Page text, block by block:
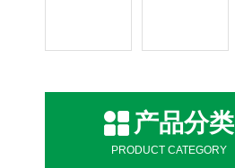
产品分类
PRODUCT CATEGORY